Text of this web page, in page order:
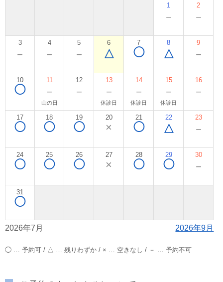
1
－
2
－
3
－
4
－
5
－
6
△
7
◯
8
△
9
－
10
◯
11
－
山の日
12
－
13
－
休診日
14
－
休診日
15
－
休診日
16
－
17
◯
18
◯
19
◯
20
×
21
◯
22
△
23
－
24
◯
25
◯
26
◯
27
×
28
◯
29
◯
30
－
31
◯
2026年7月 2026年9月
◯ … 予約可 / △ … 残りわずか / × … 空きなし / － … 予約不可